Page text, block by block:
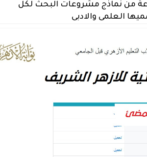
من نماذج مشروعات البحث لكل
العلمى والادبى